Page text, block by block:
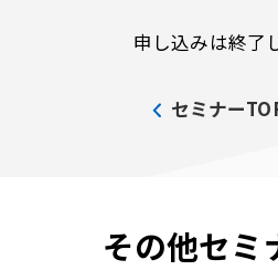
申し込みは終了
セミナー
その他セミ